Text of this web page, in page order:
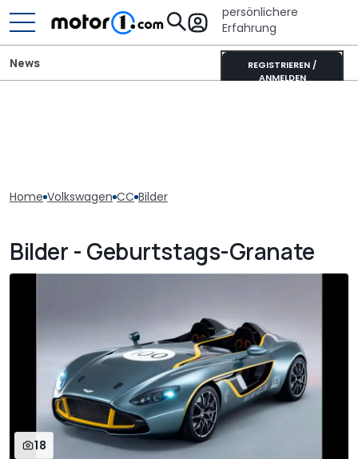
persönlichere
Erfahrung
REGISTRIEREN /
ANMELDEN
News
Home Volkswagen CC Bilder
Bilder - Geburtstags-Granate
18